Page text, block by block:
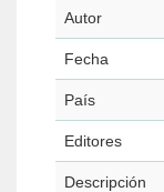
Autor
Fecha
País
Editores
Descripción